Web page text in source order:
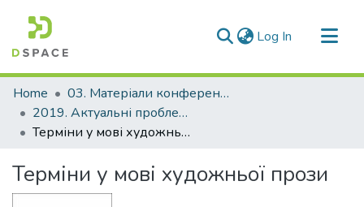
Log In (current)
Communities & Collections
All of DSpace
Statistics
Home
03. Матеріали конференцій та семінарів
2019. Актуальні проблеми перекладознавства, текстології і дискурсології
Терміни у мові художньої прози
Терміни у мові художньої прози